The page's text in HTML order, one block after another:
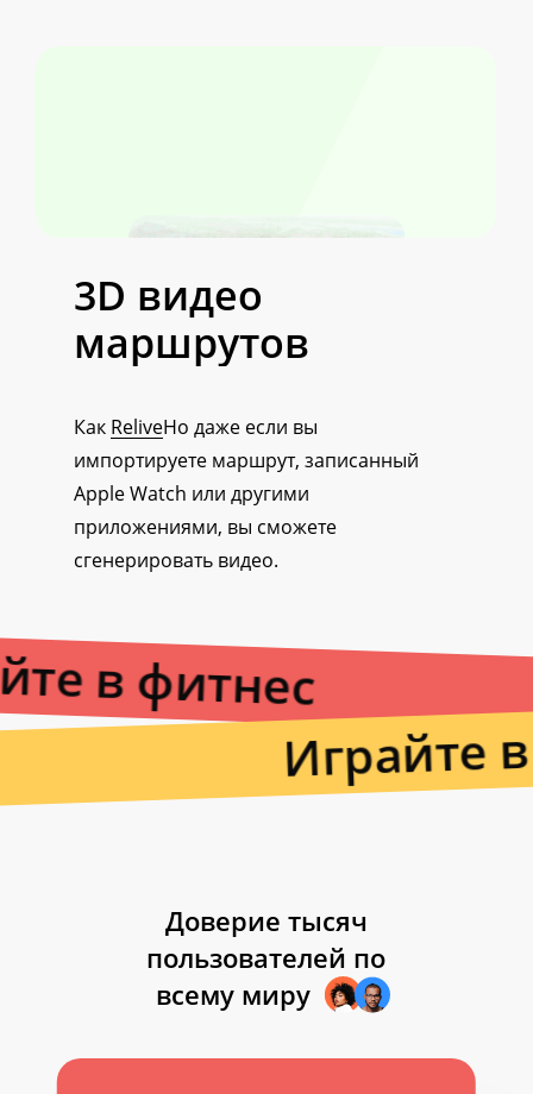
3D видео
маршрутов
Как ReliveНо даже если вы
импортируете маршрут, записанный
Apple Watch или другими
приложениями, вы сможете
сгенерировать видео.
в фитнес
Играйте
Доверие тысяч
пользователей по
всему миру